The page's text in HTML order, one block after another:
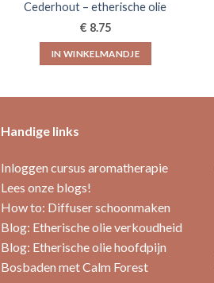
Cederhout – etherische olie
€ 8.75
IN WINKELMANDJE
Handige links
Inloggen cursus aromatherapie
Lees onze blogs!
How to: Diffuser schoonmaken
Blog: Etherische olie verkoudheid
Blog: Etherische olie hoofdpijn
Bosbaden met Calm Forest